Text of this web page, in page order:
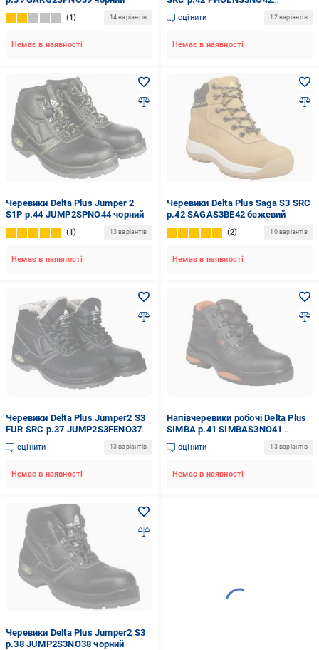
1 14 варіантів
Немає в наявності
коричневий
оцінити 12 варіантів
Немає в наявності
Черевики Delta Plus Jumper 2
S1P р.44 JUMP2SPNO44 чорний
1 13 варіантів
Немає в наявності
Черевики Delta Plus Saga S3 SRC
р.42 SAGAS3BE42 бежевий
2 10 варіантів
Немає в наявності
Черевики Delta Plus Jumper2 S3
FUR SRC р.37 JUMP2S3FENO37
чорний
оцінити 13 варіантів
Немає в наявності
Напівчеревики робочі Delta Plus
SIMBA р.41 SIMBAS3NO41
чорно-помаранчевий
оцінити 13 варіантів
Немає в наявності
Черевики Delta Plus Jumper2 S3
р.38 JUMP2S3NO38 чорний